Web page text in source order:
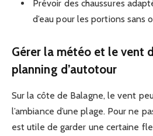
Prévoir des chaussures
d’eau pour les portions sans
Gérer la météo et le vent
planning d’autotour
Sur la côte de Balagne, le vent
l’ambiance d’une plage. Pour ne
est utile de garder une certaine